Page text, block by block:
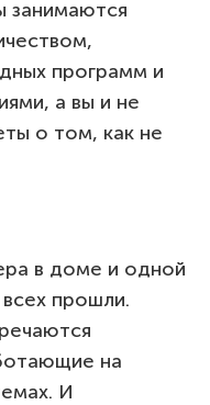
занимаются
программ и
а вы и не
о том, как не
в доме и одной
прошли.
на
И